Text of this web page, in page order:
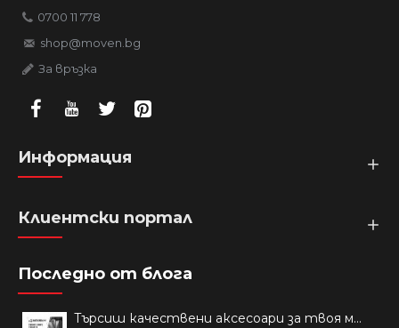
0700 11 778
shop@moven.bg
За връзка
Информация
Клиентски портал
Последно от блога
Търсиш качествени аксесоари за твоя модел? Как правилно да защитим новия си смартфон: Ръководство за аксесоари през 2026 г.